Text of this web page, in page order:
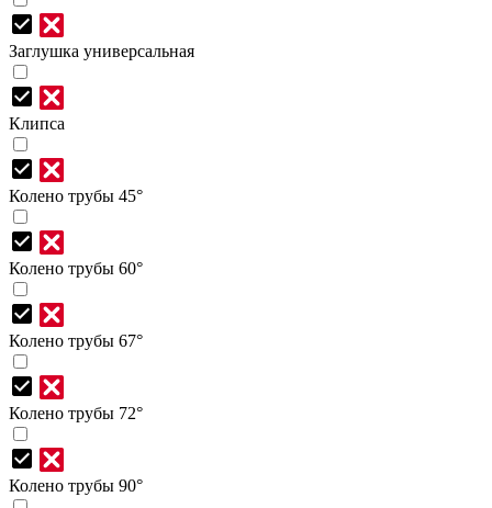
Заглушка универсальная
Клипса
Колено трубы 45°
Колено трубы 60°
Колено трубы 67°
Колено трубы 72°
Колено трубы 90°